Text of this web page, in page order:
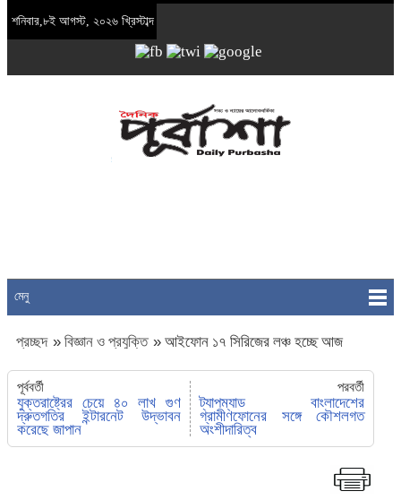
শনিবার,৮ই আগস্ট, ২০২৬ খ্রিস্টাব্দ
মেনু
প্রচ্ছদ » বিজ্ঞান ও প্রযুক্তি » আইফোন ১৭ সিরিজের লঞ্চ হচ্ছে আজ
পূর্ববর্তী
যুক্তরাষ্ট্রের চেয়ে ৪০ লাখ গুণ
দ্রুতগতির ইন্টারনেট উদ্ভাবন
করেছে জাপান
পরবর্তী
ট্যাপম্যাড বাংলাদেশের
গ্রামীণফোনের সঙ্গে কৌশলগত
অংশীদারিত্ব